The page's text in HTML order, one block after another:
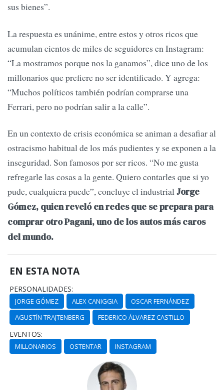
sus bienes”.
La respuesta es unánime, entre estos y otros ricos que
acumulan cientos de miles de seguidores en Instagram:
“La mostramos porque nos la ganamos”, dice uno de los
millonarios que prefiere no ser identificado. Y agrega:
“Muchos políticos también podrían comprarse una
Ferrari, pero no podrían salir a la calle”.
En un contexto de crisis económica se animan a desafiar al
ostracismo habitual de los más pudientes y se exponen a la
inseguridad. Son famosos por ser ricos. “No me gusta
refregarle las cosas a la gente. Quiero contarles que si yo
pude, cualquiera puede”, concluye el industrialJorge
Gómez, quien reveló en redes que se prepara para
comprar otro Pagani, uno de los autos más caros
del mundo.
EN ESTA NOTA
PERSONALIDADES:
JORGE GÓMEZ ALEX CANIGGIA
OSCAR FERNÁNDEZ
AGUSTÍN TRAJTENBERG
FEDERICO ÁLVAREZ CASTILLO
EVENTOS:
MILLONARIOS OSTENTAR INSTAGRAM